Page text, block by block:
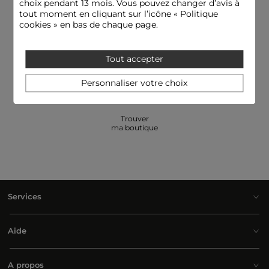
Trouver
ma boutique
Services
Aide
A propos
choix pendant 13 mois. Vous pouvez changer d’avis à
tout moment en cliquant sur l’icône « Politique
cookies » en bas de chaque page.
Tout accepter
Personnaliser votre choix